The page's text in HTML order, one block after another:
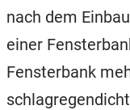
nach dem
einer
Fensterbank